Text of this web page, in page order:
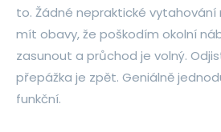
to. Žádné nepraktické vytahování
mít obavy, že poškodím okolní
zasunout a průchod je volný.
přepážka je zpět. Geniálně
funkční.